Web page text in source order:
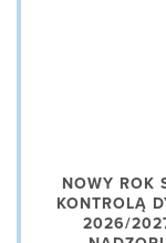
NOWY ROK
KONTROLĄ
2026/